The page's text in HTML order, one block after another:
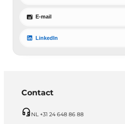
E-mail
LinkedIn
Contact
NL +31 24 648 86 88